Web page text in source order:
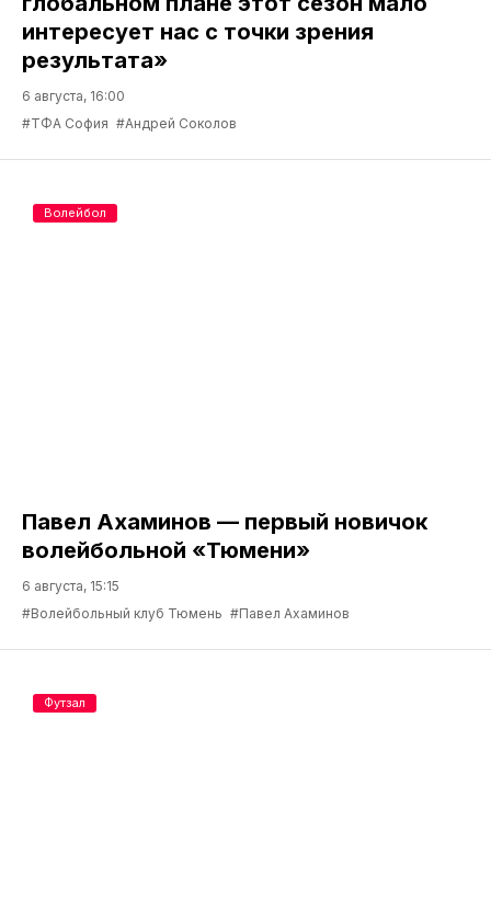
интересует нас с точки зрения
результата»
6 августа, 16:00
#ТФА София #Андрей Соколов
Павел Ахаминов — первый новичок
волейбольной «Тюмени»
6 августа, 15:15
#Волейбольный клуб Тюмень #Павел Ахаминов
Волейбол
Футзал